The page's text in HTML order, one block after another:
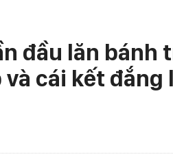
đầu lăn bánh
cái kết đắng